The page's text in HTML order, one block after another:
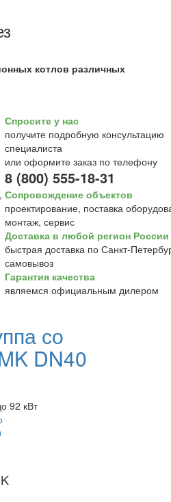
котлов различных
Спросите у нас
получите подробную консультацию
специалиста
или оформите заказ по телефону
8 (800) 555-18-31
Сопровождение объектов
проектирование, поставка
монтаж, сервис
Доставка в любой регион России
быстрая доставка по Санкт-
самовывоз
Гарантия качества
являемся официальным дилером
со
DN40
92 кВт